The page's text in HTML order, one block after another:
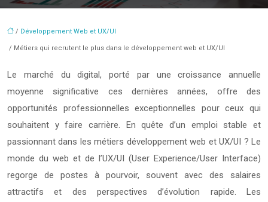
/ Développement Web et UX/UI
/ Métiers qui recrutent le plus dans le développement web et UX/UI
Le marché du digital, porté par une croissance annuelle
moyenne significative ces dernières années, offre des
opportunités professionnelles exceptionnelles pour ceux qui
souhaitent y faire carrière. En quête d’un emploi stable et
passionnant dans les métiers développement web et UX/UI ? Le
monde du web et de l’UX/UI (User Experience/User Interface)
regorge de postes à pourvoir, souvent avec des salaires
attractifs et des perspectives d’évolution rapide. Les